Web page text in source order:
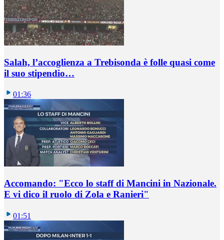
Salah, l’accoglienza a Trebisonda è folle quasi come
il suo stipendio…
01:36
Accomando: "Ecco lo staff di Mancini in Nazionale.
E vi dico il ruolo di Zola e Ranieri"
01:51